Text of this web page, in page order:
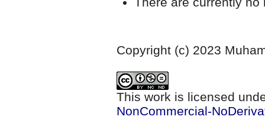
Copyright (c) 2023
This work is licensed
NonCommercial-